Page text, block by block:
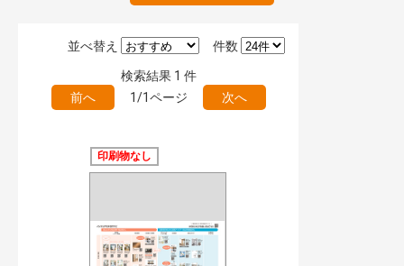
絞り込みの解除
キーワード検索（あいまい）
おすすめハッシュタグ
件数
並べ替え
検索結果 1 件
前へ
1/1ページ 次へ
印刷物なし